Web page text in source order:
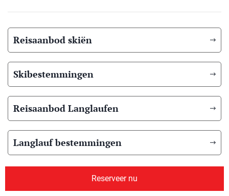
Reserveer nu
Reisaanbod skiën
Skibestemmingen
Reisaanbod Langlaufen
Langlauf bestemmingen
Reisaanbod zomer